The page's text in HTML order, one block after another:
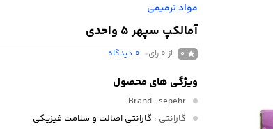
مواد ترمیمی
آمالکپ سپهر ۵ واحدی
0 از 0 رای 0 دیدگاه
ویژگی های محصول
Brand : sepehr
گارانتی : گارانتی اصالت و سلامت فیزیکی